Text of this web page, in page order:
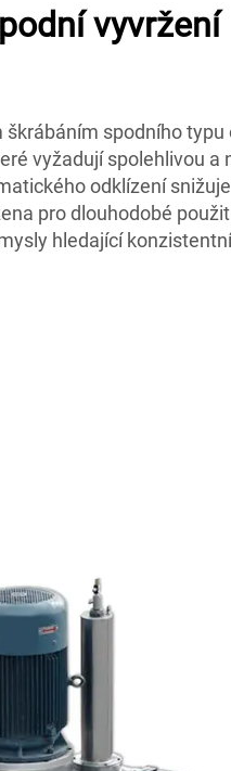
vyvržení
spodního typu
vyžadují spolehlivou a
odklízení
pro dlouhodobé
hledající